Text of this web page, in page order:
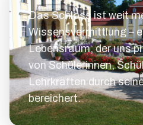
Das Schloss ist weit
Wissensvermittlung –
Lebensraum, der uns
von Schülerinnen,
Lehrkräften durch
bereichert.